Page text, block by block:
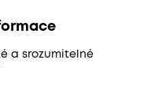
a srozumitelné